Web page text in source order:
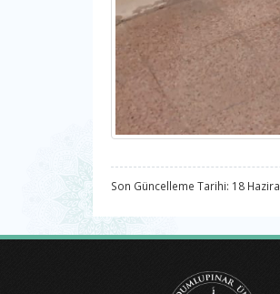
Son Güncelleme Tarihi: 18